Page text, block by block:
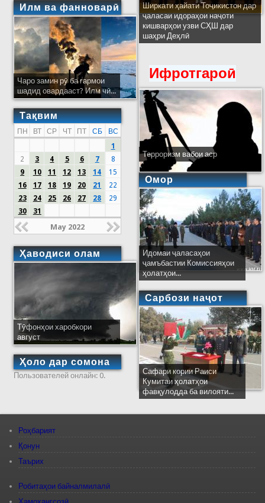
Илм ва фанноварӣ
Чаро замин рӯ ба гармои
шадид овардааст? Илм чӣ...
Тақвим
ПН ВТ СР ЧТ ПТ СБ
ВС
1
2
3 4 5 6 7
8
9
10 11 12 13 14
15
16
17 18 19 20 21
22
23
24 25 26 27 28
29
30
31
May 2022
Ҳаводиси олам
Тӯфонҳои харобкори
август
Ҳоло дар сомона
Пользователей онлайн: 0.
Ширкати ҳайати Тоҷикистон дар
ҷаласаи идораҳои наҷоти
кишварҳои узви СҲШ дар
шаҳри Деҳлӣ
Ифротгароӣ
Терроризм вабои аср
Омор
Идомаи ҷаласаҳои
ҷамъбастии Комиссияҳои
ҳолатҳои...
Сарбози наҷот
Сафари кории Раиси
Кумитаи ҳолатҳои
фавқулодда ба вилояти...
Роҳбарият
Қонун
Таърих
Робитаҳои байналмилалӣ